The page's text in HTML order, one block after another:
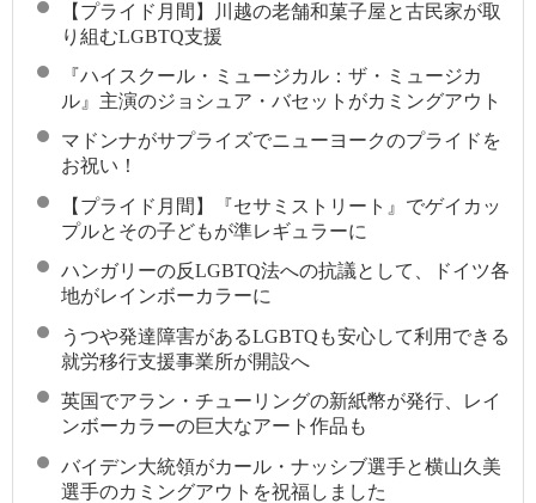
【プライド月間】川越の老舗和菓子屋と古民家が取
り組むLGBTQ支援
『ハイスクール・ミュージカル：ザ・ミュージカ
ル』主演のジョシュア・バセットがカミングアウト
マドンナがサプライズでニューヨークのプライドを
お祝い！
【プライド月間】『セサミストリート』でゲイカッ
プルとその子どもが準レギュラーに
ハンガリーの反LGBTQ法への抗議として、ドイツ各
地がレインボーカラーに
うつや発達障害があるLGBTQも安心して利用できる
就労移行支援事業所が開設へ
英国でアラン・チューリングの新紙幣が発行、レイ
ンボーカラーの巨大なアート作品も
バイデン大統領がカール・ナッシブ選手と横山久美
選手のカミングアウトを祝福しました